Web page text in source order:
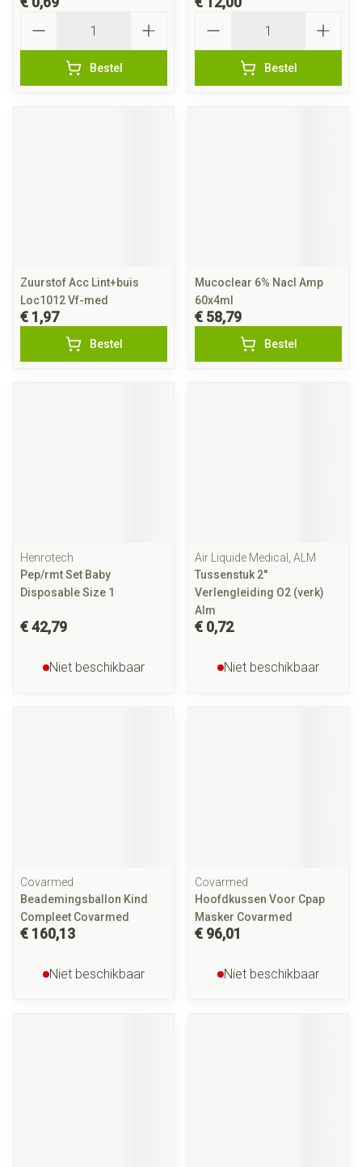
Bestel Bestel
Zuurstof Acc Lint+buis
Loc1012 Vf-med
€ 1,97
Bestel
Mucoclear 6% Nacl Amp
60x4ml
€ 58,79
Bestel
Henrotech
Pep/rmt Set Baby
Disposable Size 1
€ 42,79
Niet beschikbaar
Air Liquide Medical, ALM
Tussenstuk 2''
Verlengleiding O2 (verk)
Alm
€ 0,72
Niet beschikbaar
Covarmed
Beademingsballon Kind
Compleet Covarmed
€ 160,13
Niet beschikbaar
Covarmed
Hoofdkussen Voor Cpap
Masker Covarmed
€ 96,01
Niet beschikbaar